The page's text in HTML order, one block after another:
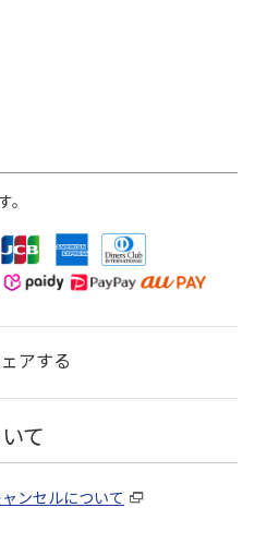
アする
て
ンセルについて